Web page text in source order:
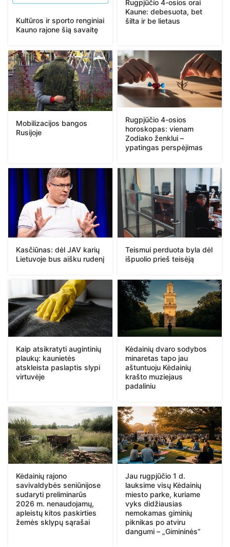
Kultūros ir sporto renginiai
Kauno rajone šią savaitę
Rugpjūčio 4-osios orai
Kaune: debesuota, bet
šilta ir be lietaus
Mobilizacijos bangos
Rusijoje
Rugpjūčio 4-osios
horoskopas: vienam
Zodiako ženklui –
ypatingas perspėjimas
Kasčiūnas: dėl JAV karių
Lietuvoje bus aišku rudenį
Teismui perduota byla dėl
išpuolio prieš teisėją
Kaip atsikratyti augintinių
plaukų: kaunietės
atskleista paslaptis slypi
virtuvėje
Kėdainių dvaro sodybos
minaretas tapo jau
aštuntuoju Kėdainių
krašto muziejaus
padaliniu
Kėdainių rajono
savivaldybės seniūnijose
sudaryti preliminarūs
2026 m. nenaudojamų,
apleistų kitos paskirties
žemės sklypų sąrašai
Jau rugpjūčio 1 d.
lauksime visų Kėdainių
miesto parke, kuriame
vyks didžiausias
nemokamas giminių
piknikas po atviru
dangumi – „Gimininės”